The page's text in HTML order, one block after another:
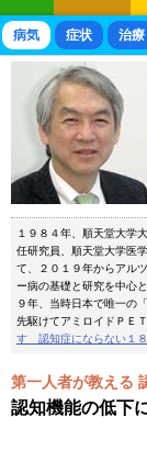
ボートレース 競輪
病気 症状 治療
１９８４年、順天堂大学
任研究員、順天堂大学医
て、２０１９年からアル
ー病の基礎と研究を中心
９年、当時日本で唯一の
先駆けてアミロイドＰＥ
す 認知症にならない１
第一人者が教える
認知機能の低下